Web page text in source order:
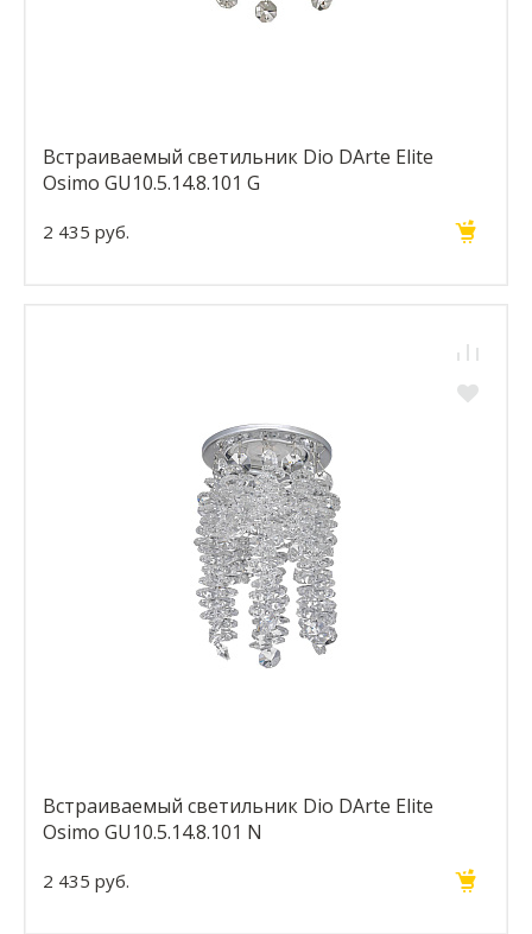
Встраиваемый светильник Dio DArte Elite
Osimo GU10.5.14.8.101 G
2 435 руб.
Встраиваемый светильник Dio DArte Elite
Osimo GU10.5.14.8.101 N
2 435 руб.